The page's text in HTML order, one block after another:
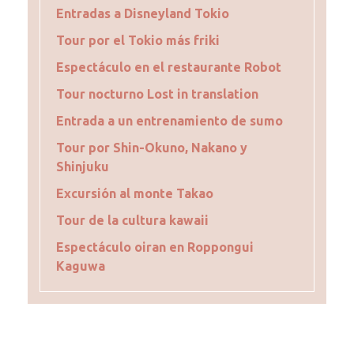
Entradas a Disneyland Tokio
Tour por el Tokio más friki
Espectáculo en el restaurante Robot
Tour nocturno Lost in translation
Entrada a un entrenamiento de sumo
Tour por Shin-Okuno, Nakano y
Shinjuku
Excursión al monte Takao
Tour de la cultura kawaii
Espectáculo oiran en Roppongui
Kaguwa